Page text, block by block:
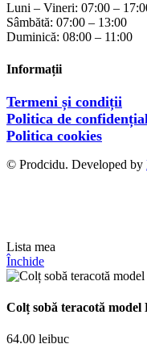
Luni – Vineri: 07:00 –
Sâmbătă: 07:00 – 13:00
Duminică: 08:00 – 11:00
Informații
Termeni și condiții
Politica de
Politica cookies
© Prodcidu. Developed by
Lista mea
Închide
Colț sobă teracotă model
64.00 leibuc